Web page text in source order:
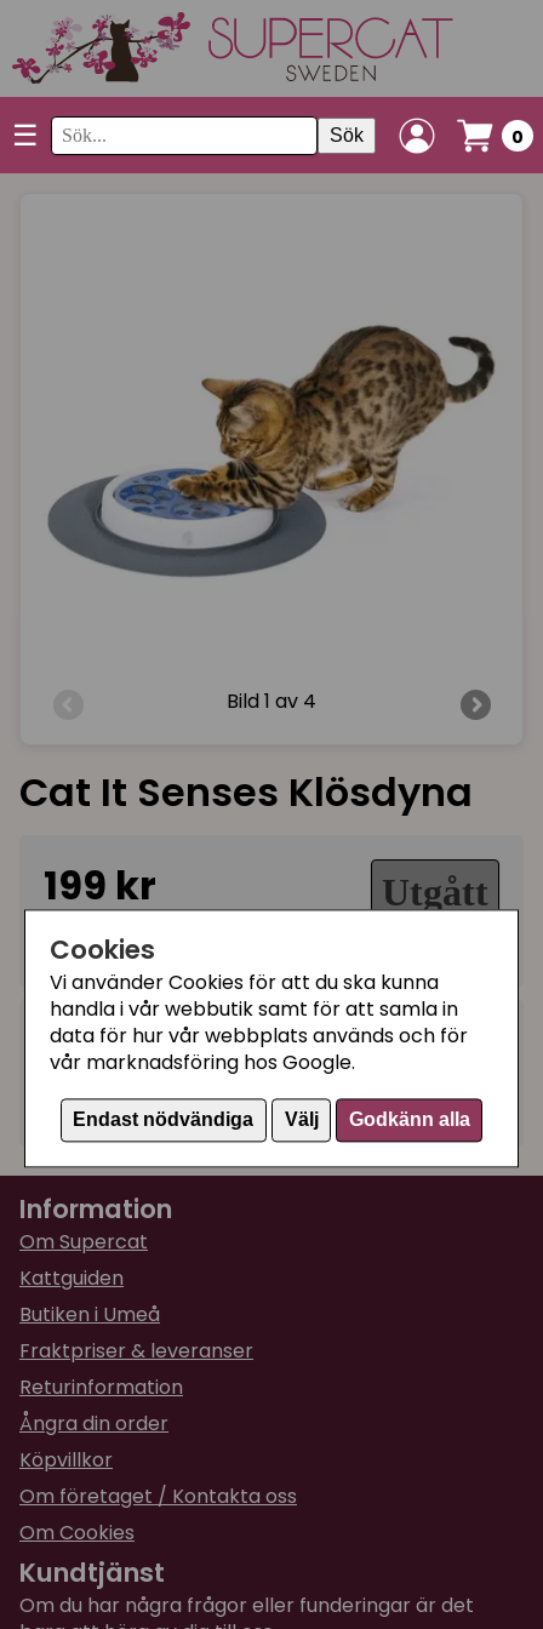
Cookies
Vi använder Cookies för att du ska kunna
handla i vår webbutik samt för att samla in
data för hur vår webbplats används och för
vår marknadsföring hos Google.
Endast nödvändiga Välj Godkänn alla
☰ Sök 0
Bild 1 av 4
Cat It Senses Klösdyna
199 kr
Utgått
Ej tillgänglig
Kategorier:
Kattleksaker
Artikelnummer:2543
Information
Om Supercat
Kattguiden
Butiken i Umeå
Fraktpriser & leveranser
Returinformation
Ångra din order
Köpvillkor
Om företaget / Kontakta oss
Om Cookies
Kundtjänst
Om du har några frågor eller funderingar är det